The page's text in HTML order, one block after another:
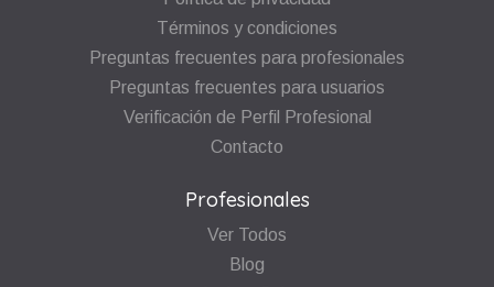
Términos y condiciones
Preguntas frecuentes para profesionales
Preguntas frecuentes para usuarios
Verificación de Perfil Profesional
Contacto
Profesionales
Ver Todos
Blog